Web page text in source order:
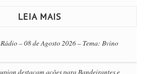
LEIA MAIS
– 08 de Agosto 2026 – Tema: Bvino
destacam ações para Bandeirantes e